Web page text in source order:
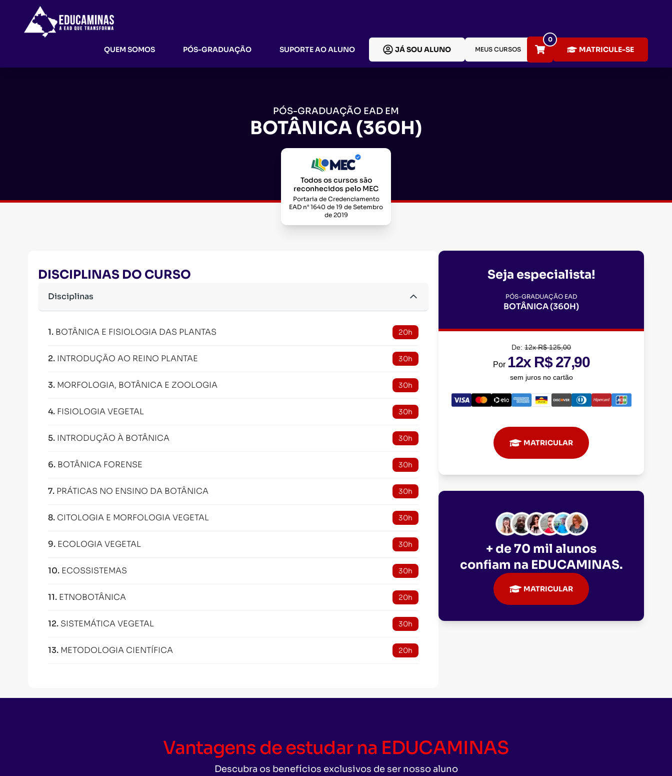
QUEM SOMOS PÓS-GRADUAÇÃO SUPORTE AO ALUNO JÁ SOU ALUNO MEUS CURSOS
0
MATRICULE-SE
PÓS-GRADUAÇÃO EAD EM
BOTÂNICA (360H)
Todos os cursos são
reconhecidos pelo MEC
Portaria de Credenciamento
EAD n° 1640 de 19 de Setembro
de 2019
DISCIPLINAS DO CURSO
Disciplinas
1. BOTÂNICA E FISIOLOGIA DAS PLANTAS 20h
2. INTRODUÇÃO AO REINO PLANTAE 30h
3. MORFOLOGIA, BOTÂNICA E ZOOLOGIA 30h
4. FISIOLOGIA VEGETAL 30h
5. INTRODUÇÃO À BOTÂNICA 30h
6. BOTÂNICA FORENSE 30h
7. PRÁTICAS NO ENSINO DA BOTÂNICA 30h
8. CITOLOGIA E MORFOLOGIA VEGETAL 30h
9. ECOLOGIA VEGETAL 30h
10. ECOSSISTEMAS 30h
11. ETNOBOTÂNICA 20h
12. SISTEMÁTICA VEGETAL 30h
13. METODOLOGIA CIENTÍFICA 20h
Seja especialista!
PÓS-GRADUAÇÃO EAD
BOTÂNICA (360H)
De:12x R$ 125,00
Por 12x R$ 27,90
sem juros no cartão
MATRICULAR
+ de 70 mil alunos
confiam na EDUCAMINAS.
MATRICULAR
Vantagens de estudar na EDUCAMINAS
Descubra os benefícios exclusivos de ser nosso aluno